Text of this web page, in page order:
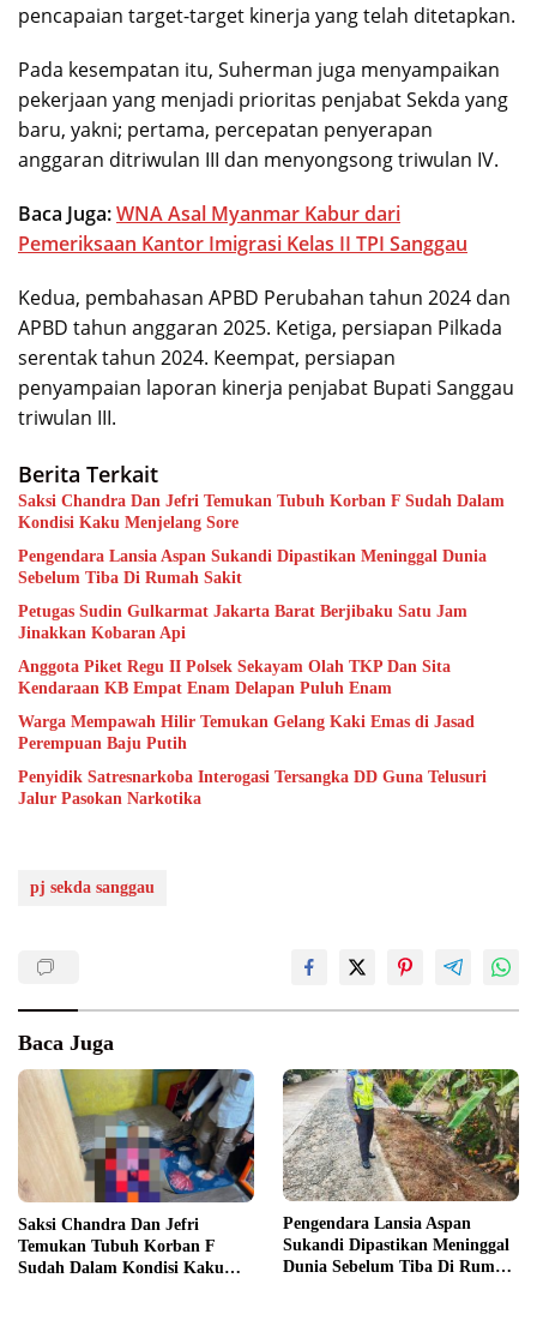
pencapaian target-target kinerja yang telah ditetapkan.
Pada kesempatan itu, Suherman juga menyampaikan
pekerjaan yang menjadi prioritas penjabat Sekda yang
baru, yakni; pertama, percepatan penyerapan
anggaran ditriwulan III dan menyongsong triwulan IV.
Baca Juga:WNA Asal Myanmar Kabur dari
Pemeriksaan Kantor Imigrasi Kelas II TPI Sanggau
Kedua, pembahasan APBD Perubahan tahun 2024 dan
APBD tahun anggaran 2025. Ketiga, persiapan Pilkada
serentak tahun 2024. Keempat, persiapan
penyampaian laporan kinerja penjabat Bupati Sanggau
triwulan III.
Berita Terkait
Saksi Chandra Dan Jefri Temukan Tubuh Korban F Sudah Dalam
Kondisi Kaku Menjelang Sore
Pengendara Lansia Aspan Sukandi Dipastikan Meninggal Dunia
Sebelum Tiba Di Rumah Sakit
Petugas Sudin Gulkarmat Jakarta Barat Berjibaku Satu Jam
Jinakkan Kobaran Api
Anggota Piket Regu II Polsek Sekayam Olah TKP Dan Sita
Kendaraan KB Empat Enam Delapan Puluh Enam
Warga Mempawah Hilir Temukan Gelang Kaki Emas di Jasad
Perempuan Baju Putih
Penyidik Satresnarkoba Interogasi Tersangka DD Guna Telusuri
Jalur Pasokan Narkotika
pj sekda sanggau
Baca Juga
Saksi Chandra Dan Jefri
Temukan Tubuh Korban F
Sudah Dalam Kondisi Kaku
Pengendara Lansia Aspan
Sukandi Dipastikan Meninggal
Dunia Sebelum Tiba Di Rumah